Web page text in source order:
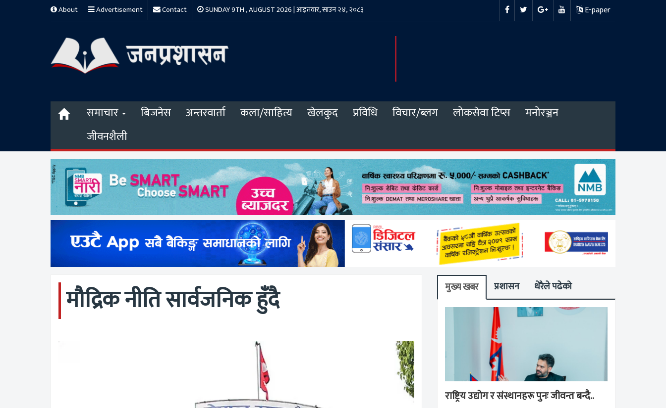
About Advertisement Contact SUNDAY 9TH , AUGUST 2026 | आइतवार, साउन २४, २०८३ E-paper
समाचार बिजनेस अन्तरवार्ता कला/साहित्य खेलकुद प्रविधि विचार/ब्लग लोकसेवा टिप्स
मनोरञ्जन
जीवनशैली
मौद्रिक नीति सार्वजनिक हुँदै मुख्य खबर प्रशासन धेरैले पढेको
राष्ट्रिय उद्योग र संस्थानहरू पुनः जीवन्त बन्दै..